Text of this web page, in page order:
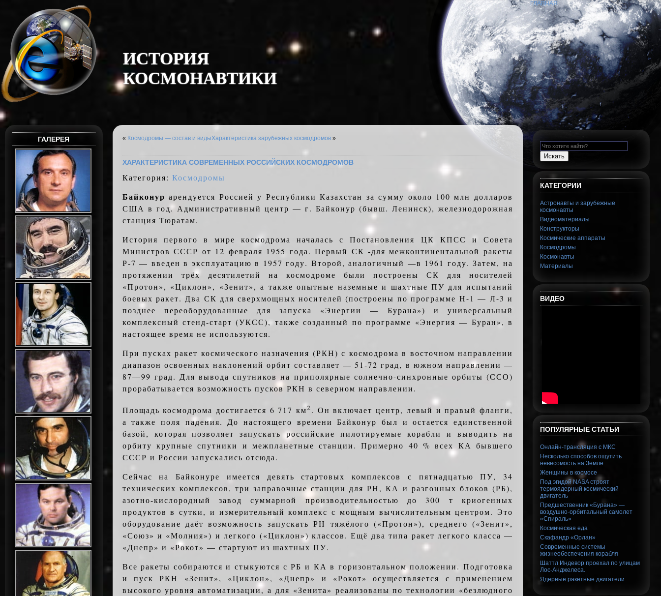
ИСТОРИЯ
КОСМОНАВТИКИ
ГЛАВНАЯ
ГАЛЕРЕЯ « Космодромы — состав и видыХарактеристика зарубежных космодромов»
ХАРАКТЕРИСТИКА СОВРЕМЕННЫХ РОССИЙСКИХ КОСМОДРОМОВ
Категория: Космодромы
Байконур арендуется Россией у Республики Казахстан за сумму около 100 млн долларов
США в год. Административный центр — г. Байконур (бывш. Ленинск), железнодорожная
станция Тюратам.
История первого в мире космодрома началась с Постановления ЦК КПСС и Совета
Министров СССР от 12 февраля 1955 года. Первый СК -для межконтинентальной ракеты
Р-7 — введен в эксплуатацию в 1957 году. Второй, аналогичный —в 1961 году. Затем, на
протяжении трёх десятилетий на космодроме были построены СК для носителей
«Протон», «Циклон», «Зенит», а также опытные наземные и шахтные ПУ для испытаний
бое­вых ракет. Два СК для сверхмощных носителей (построены по программе Н-1 — Л-3 и
позднее переоборудованные для запуска «Энергии — Бурана») и универсальный
комплексный стенд-старт (УКСС), также созданный по программе «Энергия — Буран», в
настоящее время не используются.
При пусках ракет космического назначения (РКН) с космодрома в вос­точном направлении
диапазон освоенных наклонений орбит составляет — 51-72 град, в южном направлении —
87—99 град. Для вывода спутников на приполярные солнечно-синхронные орбиты (ССО)
прорабатывается воз­можность пусков РКН в северном направлении.
Площадь космодрома достигается 6 717 км2. Он включает центр, левый и правый фланги,
а также поля падения. До настоящего времени Байко­нур был и остается единственной
базой, которая позволяет запускать рос­сийские пилотируемые корабли и выводить на
орбиту крупные спутники и межпланетные станции. Примерно 40 % всех КА бывшего
СССР и Рос­сии запускались отсюда.
Сейчас на Байконуре имеется девять стартовых комплексов с пятнад­цатью ПУ, 34
технических комплексов, три заправочные станции для РН, КА и разгонных блоков (РБ),
азотно-кислородный завод суммарной про­изводительностью до 300 т криогенных
продуктов в сутки, и измеритель­ный комплекс с мощным вычислительным центром. Это
оборудование даёт возможность запускать РН тяжёлого («Протон»), среднего («Зенит»,
«Союз» и «Молния») и легкого («Циклон») классов. Ещё два типа ракет легкого класса —
«Днепр» и «Рокот» — стартуют из шахтных ПУ.
Все ракеты собираются и стыкуются с РБ и КА в горизонтальном по­ложении. Подготовка
и пуск РКН «Зенит», «Циклон», «Днепр» и «Рокот» осуществляется с применением
высокого уровня автоматизации, а для «Зенита» реализованы по технологии «безлюдного
КАТЕГОРИИ
Астронавты и зарубежные
космонавты
Видеоматериалы
Конструкторы
Космические аппараты
Космодромы
Космонавты
Материалы
ВИДЕО
ПОПУЛЯРНЫЕ СТАТЬИ
Онлайн-трансляция с МКС
Несколько способов ощутить
невесомость на Земле
Женщины в космосе
Под эгидой NASA строят
термоядерный космический
двигатель
Предшественник «Бурана» —
воздушно-орбитальный самолет
«Спираль»
Космическая еда
Скафандр «Орлан»
Современные системы
жизнеобеспечения корабля
Шаттл Индевор проехал по улицам
Лос-Анджелеса.
Ядерные ракетные двигатели